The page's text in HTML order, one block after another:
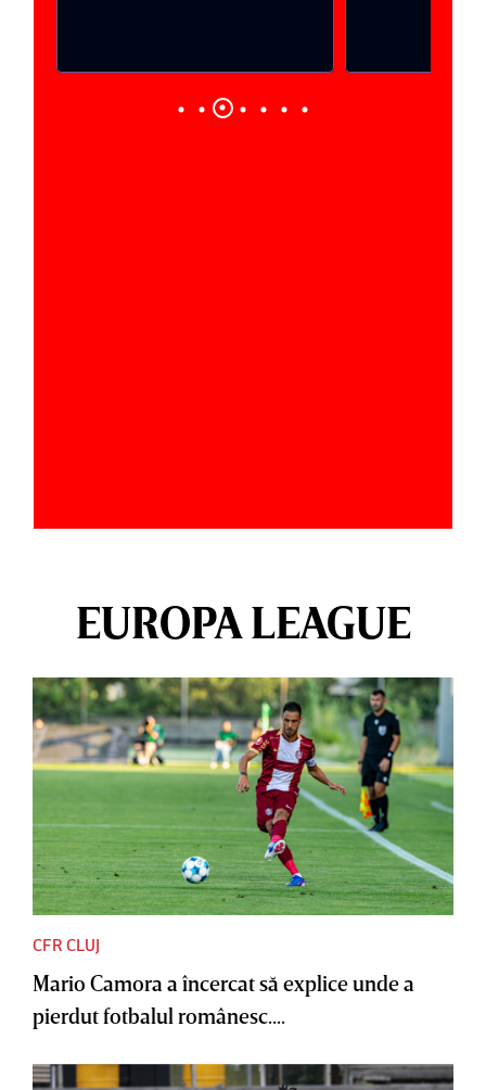
EUROPA LEAGUE
CFR CLUJ
Mario Camora a încercat să explice unde a
pierdut fotbalul românesc....